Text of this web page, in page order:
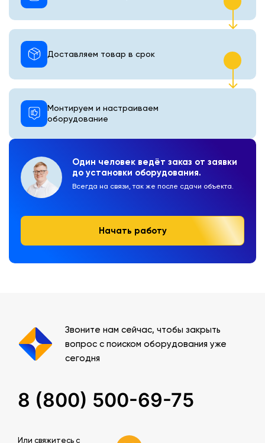
Один человек ведёт заказ от заявки
до установки оборудования.
Всегда на связи, так же после сдачи объекта.
Начать работу
Монтируем и настраиваем
оборудование
Доставляем товар в срок
Звоните нам сейчас, чтобы закрыть
вопрос с поиском оборудования уже
сегодня
8 (800) 500-69-75
Или свяжитесь c